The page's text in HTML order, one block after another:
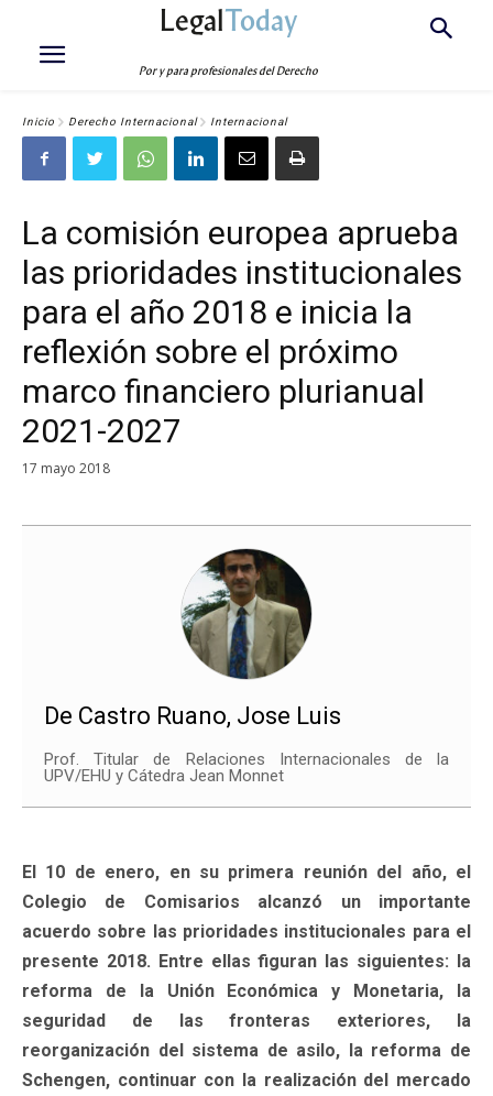
LegalToday
Por y para profesionales del Derecho
Inicio Derecho Internacional Internacional
La comisión europea aprueba
las prioridades institucionales
para el año 2018 e inicia la
reflexión sobre el próximo
marco financiero plurianual
2021-2027
17 mayo 2018
De Castro Ruano, Jose Luis
Prof. Titular de Relaciones Internacionales de la
UPV/EHU y Cátedra Jean Monnet
El 10 de enero, en su primera reunión del año, el
Colegio de Comisarios alcanzó un importante
acuerdo sobre las prioridades institucionales para el
presente 2018. Entre ellas figuran las siguientes: la
reforma de la Unión Económica y Monetaria, la
seguridad de las fronteras exteriores, la
reorganización del sistema de asilo, la reforma de
Schengen, continuar con la realización del mercado